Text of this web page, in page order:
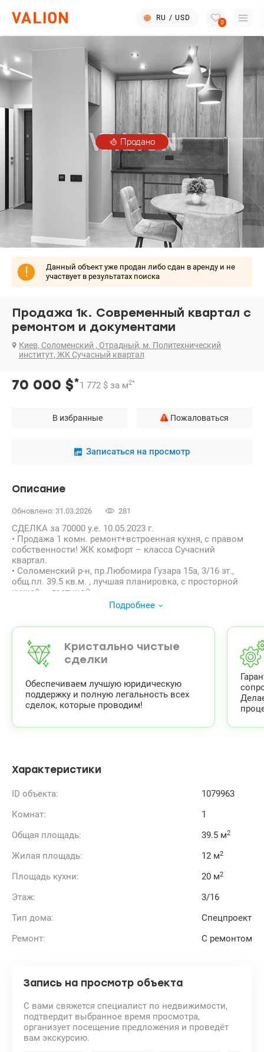
RU / USD
0
Продано
!
Данный объект уже продан либо сдан в аренду и не
участвует в результатах поиска
Продажа 1к. Современный квартал с
ремонтом и документами
Киев, Соломенский , Отрадный, м. Политехнический
институт, ЖК Сучасный квартал
70 000 $*1 772 $ за м2*
В избранные Пожаловаться
Записаться на просмотр
Описание
Обновлено: 31.03.2026 281
СДЕЛКА за 70000 у.е. 10.05.2023 г.
• Продажа 1 комн. ремонт+встроенная кухня, с правом
собственности! ЖК комфорт – класса Сучасний
квартал.
• Соломенский р-н, пр.Любомира Гузара 15а, 3/16 эт.,
общ.пл. 39.5 кв.м. , лучшая планировка, с просторной
кухней — гостиной.
•Квартира после качественного ремонта, много
•Два лифта в подъезде, инд. счетчики Х/Г вода,
отопление. Очень красивая гостевая зона+ ресепшн
• На территории — всё необходимое для комфортного
проживания: детсад, магазины, кафе.
• Уютный комплекс из 3- х домов , видеонаблюдение,
охрана, парковка.
•Скоростной трамвай ( 20 мин.)- пл. Победы., м.
Вокзальная, а также много маршрутов на разные
направления города.
valion.ua/1079963
Подробнее
Кристально чистые
сделки
Обеспечиваем лучшую юридическую
поддержку и полную легальность всех
сделок, которые проводим!
Характеристики
ID объекта:
1079963
Комнат:
1
Общая площадь:
39.5 м2
Жилая площадь: 12 м2
Площадь кухни: 20 м2
Этаж:
3/16
Тип дома:
Спецпроект
Ремонт:
С ремонтом
Запись на просмотр объекта
С вами свяжется специалист по недвижимости,
подтвердит выбранное время просмотра,
организует посещение предложения и проведёт
вам экскурсию.